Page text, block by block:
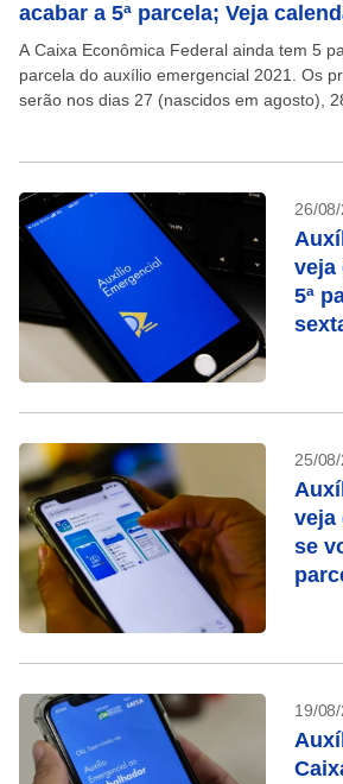
acabar a 5ª parcela; Veja
A Caixa Econômica Federal ainda tem 5
parcela do auxílio emergencial 2021. Os
serão nos dias 27 (nascidos em agosto),
26/
veja
5ª
25/
veja
se
19/